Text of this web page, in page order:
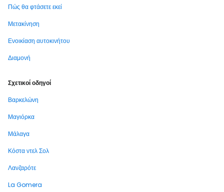
Πώς θα φτάσετε εκεί
Μετακίνηση
Ενοικίαση αυτοκινήτου
Διαμονή
Σχετικοί οδηγοί
Βαρκελώνη
Μαγιόρκα
Μάλαγα
Κόστα ντελ Σολ
Λανζαρότε
La Gomera